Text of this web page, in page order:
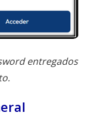
entregados